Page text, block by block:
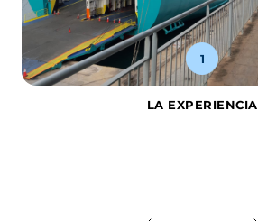
1
LA EXPERIENCIA